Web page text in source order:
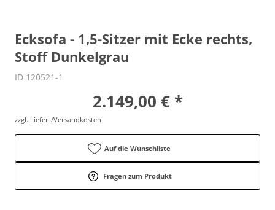
Ecksofa - 1,5-Sitzer mit Ecke rechts,
Stoff Dunkelgrau
ID 120521-1
2.149,00 € *
zzgl. Liefer-/Versandkosten
Auf die Wunschliste
Fragen zum Produkt